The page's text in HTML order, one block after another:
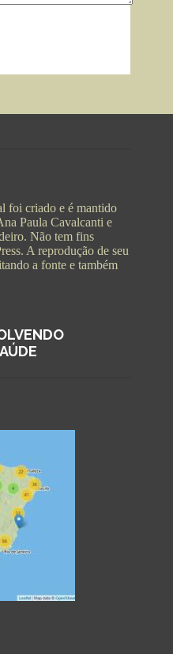
foi criado e é mantido
Paula Cavalcanti e
Não tem fins
A reprodução de seu
a fonte e também